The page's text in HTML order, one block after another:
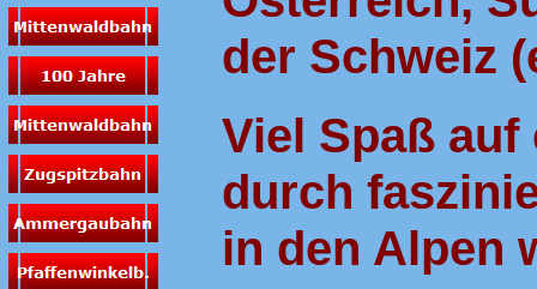
der Schweiz
Viel Spaß
durch
in den Alpen